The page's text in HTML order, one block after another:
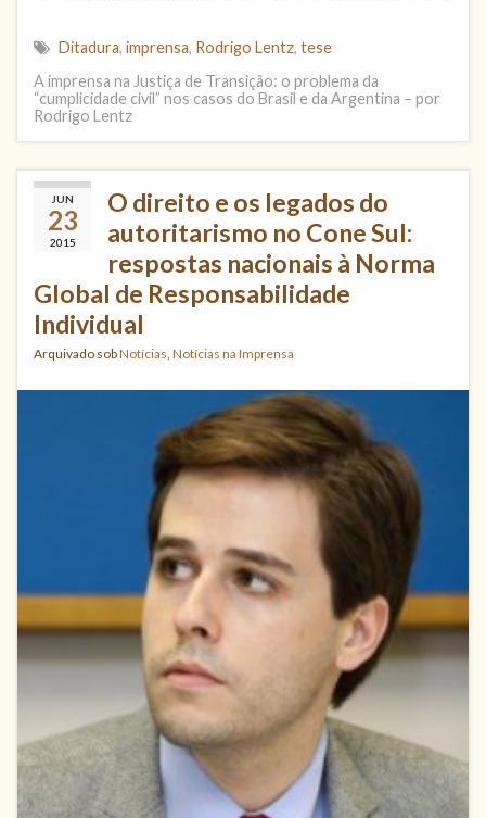
Ditadura, imprensa, Rodrigo Lentz, tese
A imprensa na Justiça de Transição: o problema da
“cumplicidade civil” nos casos do Brasil e da Argentina – por
Rodrigo Lentz
JUN
23
2015
O direito e os legados do
autoritarismo no Cone Sul:
respostas nacionais à Norma
Global de Responsabilidade
Individual
Arquivado sobNotícias Notícias na Imprensa